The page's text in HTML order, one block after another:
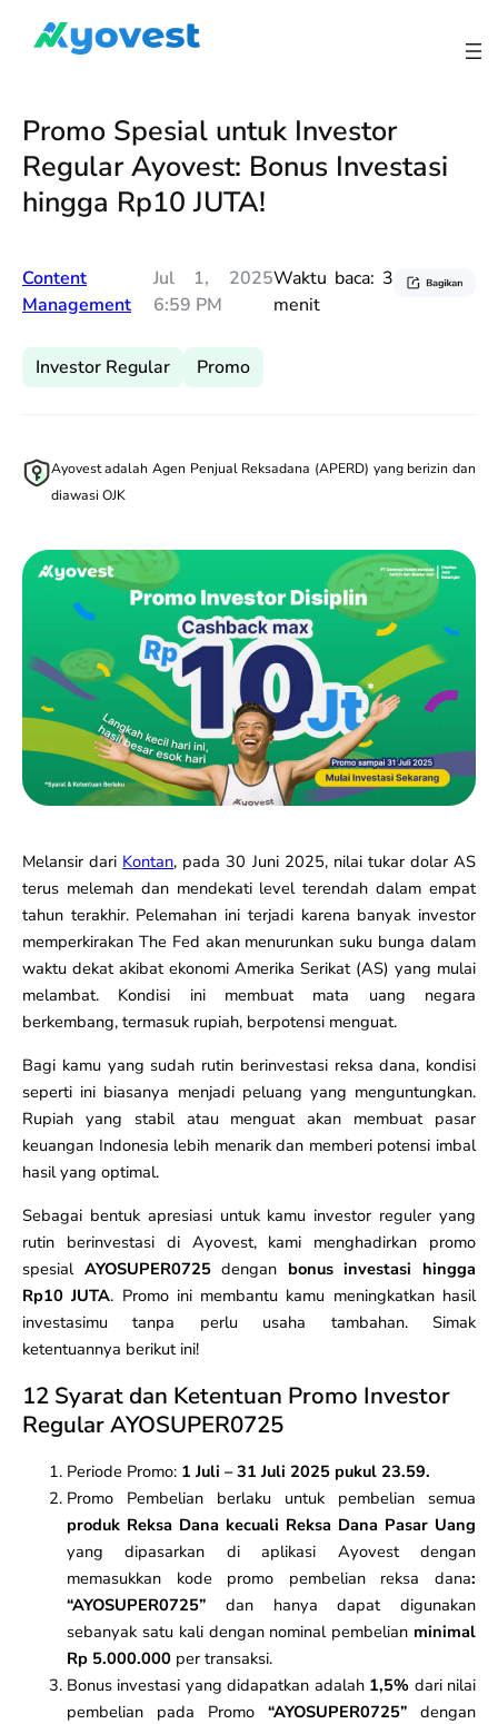
Promo Spesial untuk Investor
Regular Ayovest: Bonus Investasi
hingga Rp10 JUTA!
Content
Management
Jul 1, 2025
6:59 PM
Waktu baca: 3
menit
Investor Regular Promo
Ayovest adalah Agen Penjual Reksadana (APERD) yang berizin dan
diawasi OJK
Melansir dari Kontan, pada 30 Juni 2025, nilai tukar dolar AS
terus melemah dan mendekati level terendah dalam empat
tahun terakhir. Pelemahan ini terjadi karena banyak investor
memperkirakan The Fed akan menurunkan suku bunga dalam
waktu dekat akibat ekonomi Amerika Serikat (AS) yang mulai
melambat. Kondisi ini membuat mata uang negara
berkembang, termasuk rupiah, berpotensi menguat.
Bagi kamu yang sudah rutin berinvestasi reksa dana, kondisi
seperti ini biasanya menjadi peluang yang menguntungkan.
Rupiah yang stabil atau menguat akan membuat pasar
keuangan Indonesia lebih menarik dan memberi potensi imbal
hasil yang optimal.
Sebagai bentuk apresiasi untuk kamu investor reguler yang
rutin berinvestasi di Ayovest, kami menghadirkan promo
spesial AYOSUPER0725dengan bonus investasi hingga
Rp10 JUTA. Promo ini membantu kamu meningkatkan hasil
investasimu tanpa perlu usaha tambahan. Simak
ketentuannya berikut ini!
12 Syarat dan Ketentuan Promo Investor
Regular AYOSUPER0725
Periode Promo: 1 Juli – 31 Juli 2025 pukul 23.59.
Promo Pembelian berlaku untuk pembelian semua
produk Reksa Dana kecuali Reksa Dana Pasar Uang
yang dipasarkan di aplikasi Ayovest dengan
memasukkan kode promo pembelian reksa dana:
“AYOSUPER0725” dan hanya dapat digunakan
sebanyak satu kali dengan nominal pembelian minimal
Rp 5.000.000 per transaksi.
Bonus investasi yang didapatkan adalah 1,5% dari nilai
pembelian pada Promo “AYOSUPER0725” dengan